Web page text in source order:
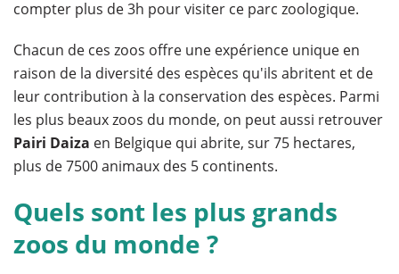
compter plus de 3h pour visiter ce parc zoologique.
Chacun de ces zoos offre une expérience unique en
raison de la diversité des espèces qu'ils abritent et de
leur contribution à la conservation des espèces. Parmi
les plus beaux zoos du monde, on peut aussi retrouver
Pairi Daiza en Belgique qui abrite, sur 75 hectares,
plus de 7500 animaux des 5 continents.
Quels sont les plus grands
zoos du monde ?